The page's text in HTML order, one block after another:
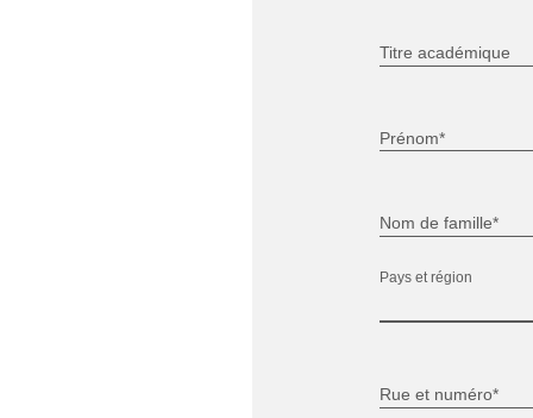
Titre académique
Prénom*
Nom de famille*
Pays et région
Rue et numéro*